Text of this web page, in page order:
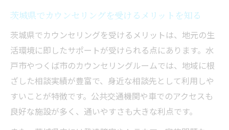
茨城県でカウンセリングを受けるメリットを知る
茨城県でカウンセリングを受けるメリットは、地元の生
活環境に即したサポートが受けられる点にあります。水
戸市やつくば市のカウンセリングルームでは、地域に根
ざした相談実績が豊富で、身近な相談先として利用しや
すいことが特徴です。公共交通機関や車でのアクセスも
良好な施設が多く、通いやすさも大きな利点です。